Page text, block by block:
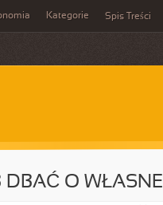
Kategorie Spis Treści
DBAĆ O